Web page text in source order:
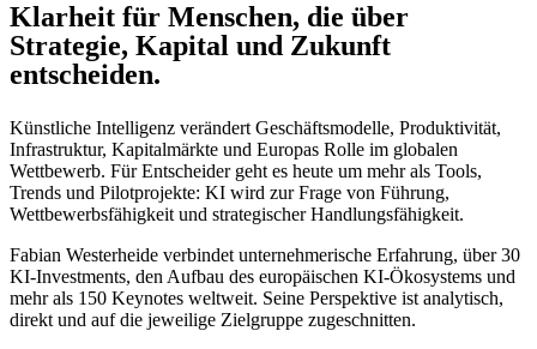
Klarheit für Menschen, die über
Strategie, Kapital und Zukunft
entscheiden.
Künstliche Intelligenz verändert Geschäftsmodelle, Produktivität,
Infrastruktur, Kapitalmärkte und Europas Rolle im globalen
Wettbewerb. Für Entscheider geht es heute um mehr als Tools,
Trends und Pilotprojekte: KI wird zur Frage von Führung,
Wettbewerbsfähigkeit und strategischer Handlungsfähigkeit.
Fabian Westerheide verbindet unternehmerische Erfahrung, über 30
KI-Investments, den Aufbau des europäischen KI-Ökosystems und
mehr als 150 Keynotes weltweit. Seine Perspektive ist analytisch,
direkt und auf die jeweilige Zielgruppe zugeschnitten.